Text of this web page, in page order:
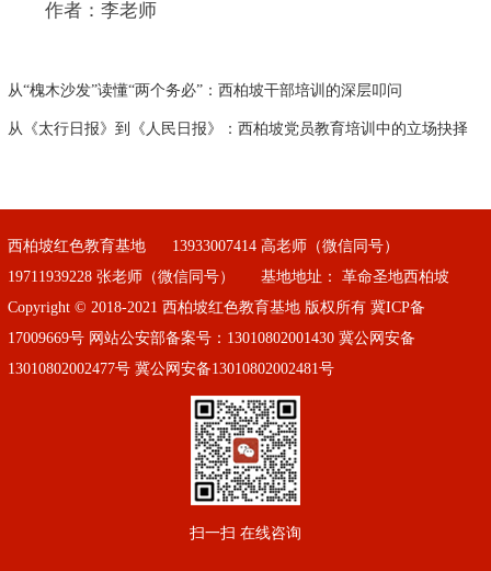
作者：李老师
从“槐木沙发”读懂“两个务必”：西柏坡干部培训的深层叩问
从《太行日报》到《人民日报》：西柏坡党员教育培训中的立场抉择
西柏坡红色教育基地
13933007414 高老师（微信同号）
19711939228 张老师（微信同号）
基地地址： 革命圣地西柏坡
Copyright © 2018-2021 西柏坡红色教育基地 版权所有 冀ICP备
17009669号 网站公安部备案号：13010802001430 冀公网安备
13010802002477号 冀公网安备13010802002481号
扫一扫 在线咨询